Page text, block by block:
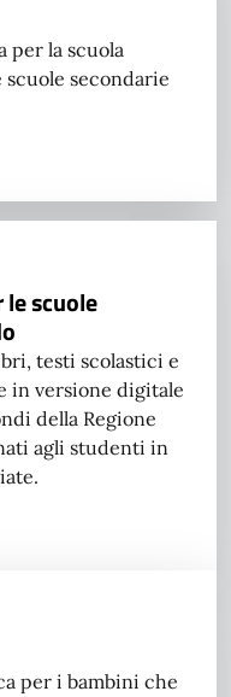
per la scuola
secondarie
scuole
testi scolastici e
versione digitale
della Regione
agli studenti in
per i bambini che